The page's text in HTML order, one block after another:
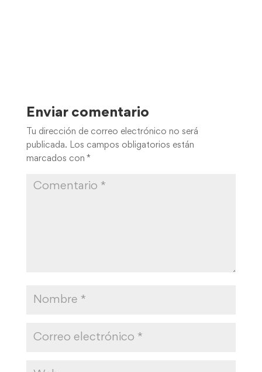
Enviar comentario
Tu dirección de correo electrónico no será
publicada. Los campos obligatorios están
marcados con *